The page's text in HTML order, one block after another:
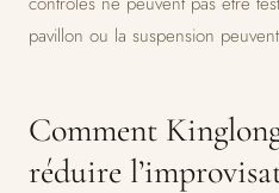
pavillon ou la suspension
Comment
réduire